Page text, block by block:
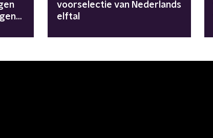
voorselectie van Nederlands
elftal